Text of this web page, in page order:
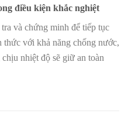
điều kiện khắc nghiệt
và chứng minh để tiếp tục
thức với khả năng chống nước,
nhiệt độ sẽ giữ an toàn